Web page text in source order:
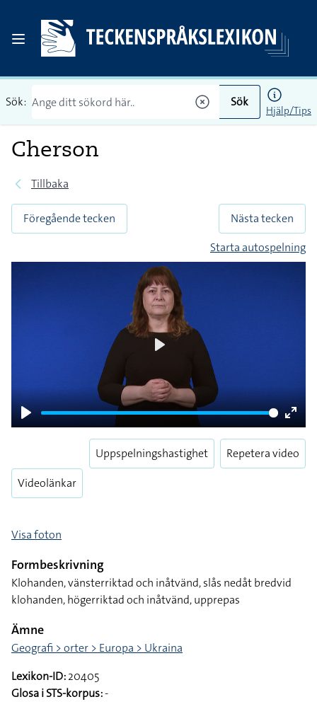
Sök: Sök
Hjälp/Tips
Cherson
Tillbaka
Föregående tecken
Nästa tecken
Starta autospelning
Play
Enter
Videolänkar
Uppspelningshastighet Repetera video
Visa foton
Formbeskrivning
Klohanden, vänsterriktad och inåtvänd, slås nedåt bredvid
klohanden, högerriktad och inåtvänd, upprepas
Ämne
Geografi > orter > Europa > Ukraina
Lexikon-ID:20405
Glosa i STS-korpus:-